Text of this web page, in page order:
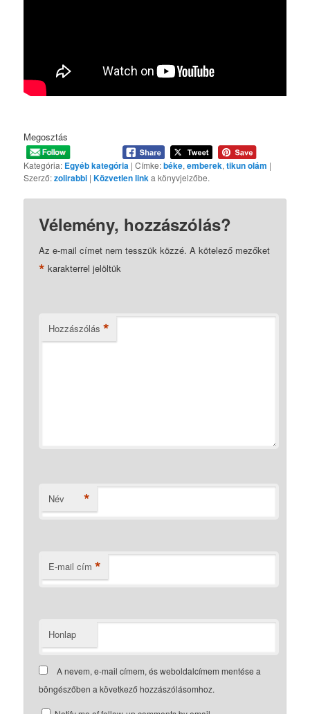
Megosztás
Kategória: Egyéb kategória | Címke:béke,emberek,tikun olám |
Szerző:zolirabbi |Közvetlen linka könyvjelzőbe.
Vélemény, hozzászólás?
Az e-mail címet nem tesszük közzé. A kötelező mezőket
* karakterrel jelöltük
Hozzászólás *
Név *
E-mail cím *
Honlap
A nevem, e-mail címem, és weboldalcímem mentése a
böngészőben a következő hozzászólásomhoz.